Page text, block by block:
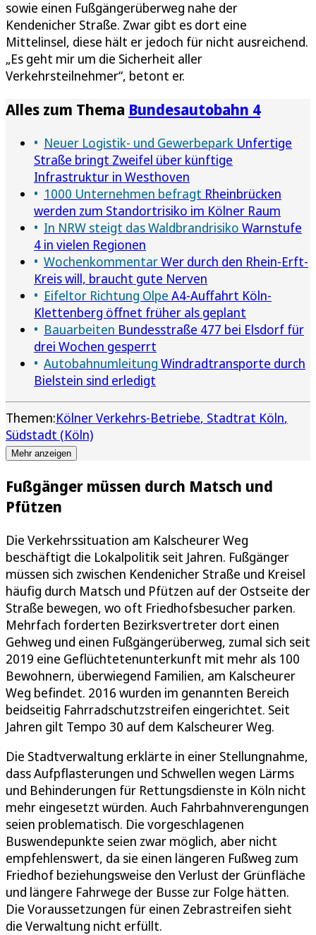
sowie einen Fußgängerüberweg nahe der
Kendenicher Straße. Zwar gibt es dort eine
Mittelinsel, diese hält er jedoch für nicht ausreichend.
„Es geht mir um die Sicherheit aller
Verkehrsteilnehmer“, betont er.
Alles zum Thema Bundesautobahn 4
Neuer Logistik- und Gewerbepark Unfertige
Straße bringt Zweifel über künftige
Infrastruktur in Westhoven
1000 Unternehmen befragt Rheinbrücken
werden zum Standortrisiko im Kölner Raum
In NRW steigt das Waldbrandrisiko Warnstufe
4 in vielen Regionen
WochenkommentarWer durch den Rhein-Erft-
Kreis will, braucht gute Nerven
Eifeltor Richtung Olpe A4-Auffahrt Köln-
Klettenberg öffnet früher als geplant
Bauarbeiten Bundesstraße 477 bei Elsdorf für
drei Wochen gesperrt
Autobahnumleitung Windradtransporte durch
Bielstein sind erledigt
Themen:Kölner Verkehrs-Betriebe Stadtrat Köln
Südstadt (Köln)
Mehr anzeigen
Fußgänger müssen durch Matsch und
Pfützen
Die Verkehrssituation am Kalscheurer Weg
beschäftigt die Lokalpolitik seit Jahren. Fußgänger
müssen sich zwischen Kendenicher Straße und Kreisel
häufig durch Matsch und Pfützen auf der Ostseite der
Straße bewegen, wo oft Friedhofsbesucher parken.
Mehrfach forderten Bezirksvertreter dort einen
Gehweg und einen Fußgängerüberweg, zumal sich seit
2019 eine Geflüchtetenunterkunft mit mehr als 100
Bewohnern, überwiegend Familien, am Kalscheurer
Weg befindet. 2016 wurden im genannten Bereich
beidseitig Fahrradschutzstreifen eingerichtet. Seit
Jahren gilt Tempo 30 auf dem Kalscheurer Weg.
Die Stadtverwaltung erklärte in einer Stellungnahme,
dass Aufpflasterungen und Schwellen wegen Lärms
und Behinderungen für Rettungsdienste in Köln nicht
mehr eingesetzt würden. Auch Fahrbahnverengungen
seien problematisch. Die vorgeschlagenen
Buswendepunkte seien zwar möglich, aber nicht
empfehlenswert, da sie einen längeren Fußweg zum
Friedhof beziehungsweise den Verlust der Grünfläche
und längere Fahrwege der Busse zur Folge hätten.
Die Voraussetzungen für einen Zebrastreifen sieht
die Verwaltung nicht erfüllt.